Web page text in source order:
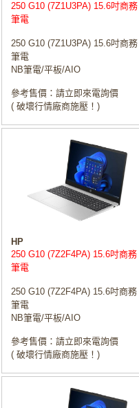
250 G10 (7Z1U3PA) 15.6吋商務
筆電
250 G10 (7Z1U3PA) 15.6吋商務
筆電
NB筆電/平板/AIO
參考售價：請立即來電詢價
( 破壞行情廠商施壓！)
HP
250 G10 (7Z2F4PA) 15.6吋商務
筆電
250 G10 (7Z2F4PA) 15.6吋商務
筆電
NB筆電/平板/AIO
參考售價：請立即來電詢價
( 破壞行情廠商施壓！)